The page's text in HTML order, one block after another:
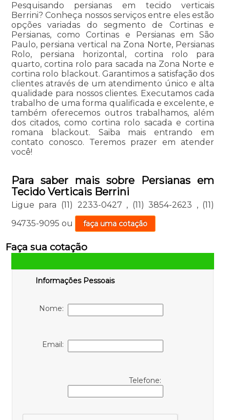
Pesquisando persianas em tecido verticais
Berrini? Conheça nossos serviços entre eles estão
opções variadas do segmento de Cortinas e
Persianas, como Cortinas e Persianas em São
Paulo, persiana vertical na Zona Norte, Persianas
Rolo, persiana horizontal, cortina rolo para
quarto, cortina rolo para sacada na Zona Norte e
cortina rolo blackout. Garantimos a satisfação dos
clientes através de um atendimento único e alta
qualidade para nossos clientes. Executamos cada
trabalho de uma forma qualificada e excelente, e
também oferecemos outros trabalhamos, além
dos citados, como cortina rolo sacada e cortina
romana blackout. Saiba mais entrando em
contato conosco. Teremos prazer em atender
você!
Para saber mais sobre Persianas em
Tecido Verticais Berrini
Ligue para (11) 2233-0427 , (11) 3854-2623 , (11)
94735-9095 ou faça uma cotação
Faça sua cotação
Informações Pessoais
Nome:
Email:
Telefone: